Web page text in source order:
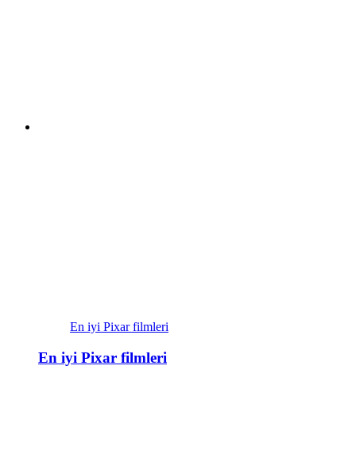
En iyi Pixar filmleri
En iyi Pixar filmleri